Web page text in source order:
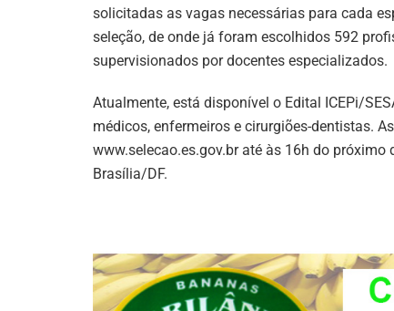
solicitadas as vagas necessárias para cada
seleção, de onde já foram escolhidos 592
supervisionados por docentes especializados.
Atualmente, está disponível o Edital ICEPi/
médicos, enfermeiros e cirurgiões-dentistas.
www.selecao.es.gov.br até às 16h do
Brasília/DF.